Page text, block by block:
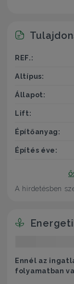
REF.:
Altípus:
Állapot:
Lift:
Építőanyag:
Építés éve:
A hirdetésben
Ennél az
folyamatban